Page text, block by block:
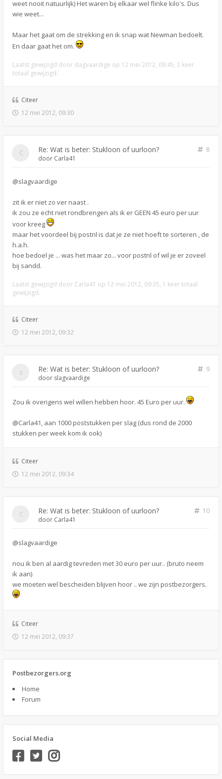
weet nooit natuurlijk) Het waren bij elkaar wel flinke kilo's. Dus
wie weet...
Maar het gaat om de strekking en ik snap wat Newman bedoelt.
En daar gaat het om.
Laatst gewijzigd door slagvaardige op 12 mei 2012, 09:45, 2 keer
totaal gewijzigd.
Citeer
12 mei 2012, 09:30
Re: Wat is beter: Stukloon of uurloon?
8
door Carla41
@slagvaardige
zit ik er niet zo ver naast .
ik zou ze echt niet rondbrengen als ik er GEEN 45 euro per uur
voor kreeg
maar het voordeel bij postnl is dat je ze niet hoeft te sorteren , de
h.a.h.
hoe bedoel je ... was het maar zo... voor postnl of wil je er zoveel
bij sandd.
Laatst gewijzigd door Carla41 op 12 mei 2012, 09:35, 1 keer totaal
gewijzigd.
Citeer
12 mei 2012, 09:32
Re: Wat is beter: Stukloon of uurloon?
9
door slagvaardige
Zou ik overigens wel willen hebben hoor. 45 Euro per uur.
@Carla41, aan 1000 poststukken per slag (dus rond de 2000
stukken per week kom ik ook)
Citeer
12 mei 2012, 09:34
Re: Wat is beter: Stukloon of uurloon?
10
door Carla41
@slagvaardige
nou ik ben al aardig tevreden met 30 euro per uur.. (bruto neem
ik aan)
we moeten wel bescheiden blijven hoor .. we zijn postbezorgers.
Citeer
12 mei 2012, 09:37
Postbezorgers.org
Home
Forum
Social Media